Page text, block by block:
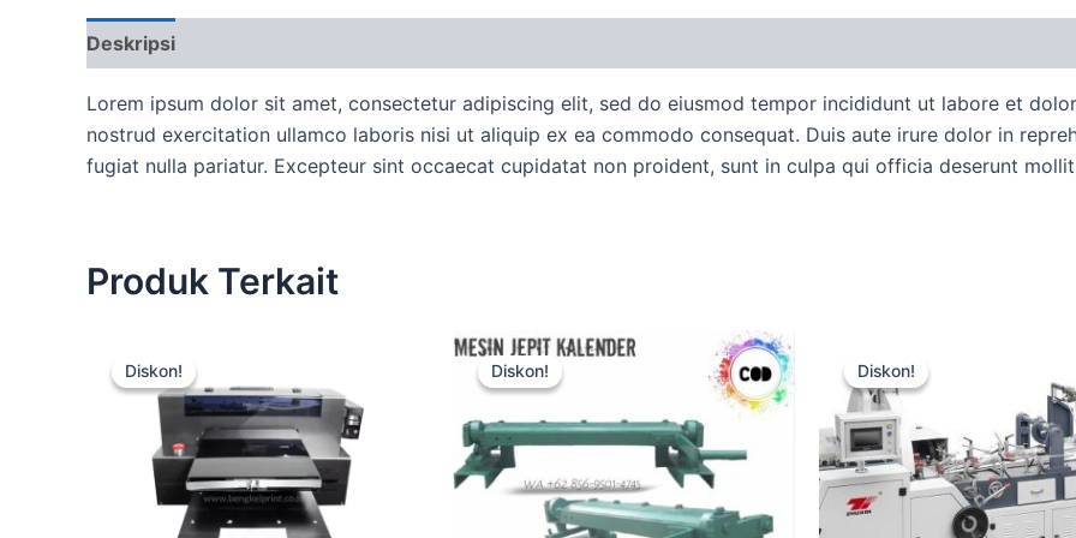
Deskripsi
Lorem ipsum dolor sit amet, consectetur adipiscing elit, sed do eiusmod tempor incididunt ut labore et
nostrud exercitation ullamco laboris nisi ut aliquip ex ea commodo consequat. Duis aute irure dolor in
fugiat nulla pariatur. Excepteur sint occaecat cupidatat non proident, sunt in culpa qui officia deserunt
Produk Terkait
Diskon!
Diskon!
aslinya
adalah:
Rp15.000.
ini
adalah:
Rp12.500.
Diskon!
Diskon!
Harga
aslinya
adalah:
Harga
saat
Rp12.500.
Diskon!
Diskon!
aslinya
adalah:
Rp12.500.